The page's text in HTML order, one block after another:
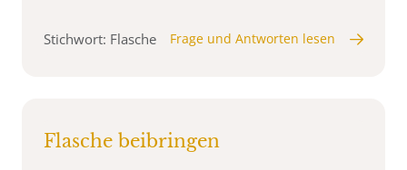
Stichwort: Flasche Frage und Antworten lesen
Flasche beibringen